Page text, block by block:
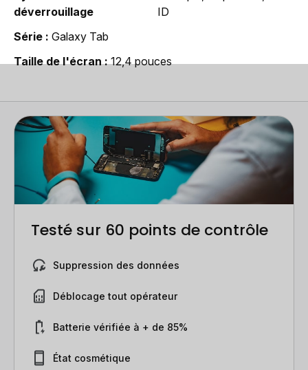
déverrouillage
ID
Série
Galaxy Tab
Taille de l'écran
12,4 pouces
Testé sur 60 points de contrôle
Suppression des données
Déblocage tout opérateur
Batterie vérifiée à + de 85%
État cosmétique